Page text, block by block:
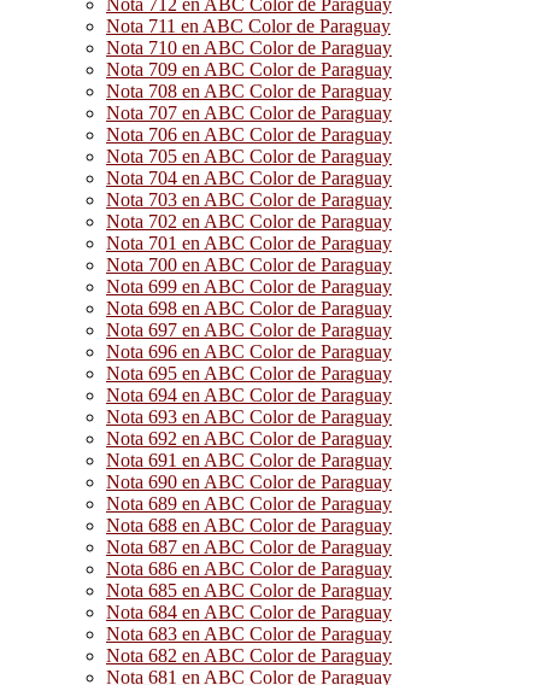
Nota 712 en ABC Color de Paraguay
Nota 711 en ABC Color de Paraguay
Nota 710 en ABC Color de Paraguay
Nota 709 en ABC Color de Paraguay
Nota 708 en ABC Color de Paraguay
Nota 707 en ABC Color de Paraguay
Nota 706 en ABC Color de Paraguay
Nota 705 en ABC Color de Paraguay
Nota 704 en ABC Color de Paraguay
Nota 703 en ABC Color de Paraguay
Nota 702 en ABC Color de Paraguay
Nota 701 en ABC Color de Paraguay
Nota 700 en ABC Color de Paraguay
Nota 699 en ABC Color de Paraguay
Nota 698 en ABC Color de Paraguay
Nota 697 en ABC Color de Paraguay
Nota 696 en ABC Color de Paraguay
Nota 695 en ABC Color de Paraguay
Nota 694 en ABC Color de Paraguay
Nota 693 en ABC Color de Paraguay
Nota 692 en ABC Color de Paraguay
Nota 691 en ABC Color de Paraguay
Nota 690 en ABC Color de Paraguay
Nota 689 en ABC Color de Paraguay
Nota 688 en ABC Color de Paraguay
Nota 687 en ABC Color de Paraguay
Nota 686 en ABC Color de Paraguay
Nota 685 en ABC Color de Paraguay
Nota 684 en ABC Color de Paraguay
Nota 683 en ABC Color de Paraguay
Nota 682 en ABC Color de Paraguay
Nota 681 en ABC Color de Paraguay